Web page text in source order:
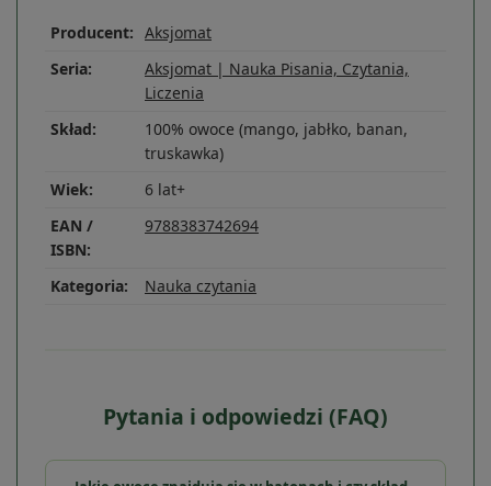
Producent: Aksjomat
Seria:
Aksjomat | Nauka Pisania, Czytania,
Liczenia
Skład:
100% owoce (mango, jabłko, banan,
truskawka)
Wiek:
6 lat+
EAN /
ISBN:
9788383742694
Kategoria: Nauka czytania
Pytania i odpowiedzi (FAQ)